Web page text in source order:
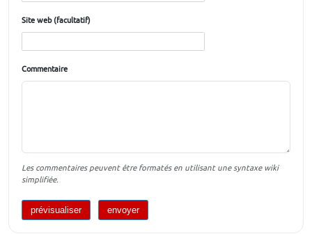
Site web (facultatif)
Commentaire
Les commentaires peuvent être formatés en utilisant une syntaxe wiki
simplifiée.